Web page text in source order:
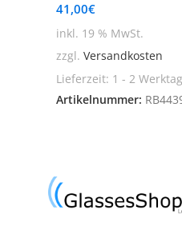
41,00€
inkl. 19 % MwSt.
zzgl. Versandkosten
Lieferzeit: 1 - 2
Artikelnummer: